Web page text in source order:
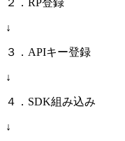
↓
３．APIキー登録
↓
４．SDK組み込み
↓